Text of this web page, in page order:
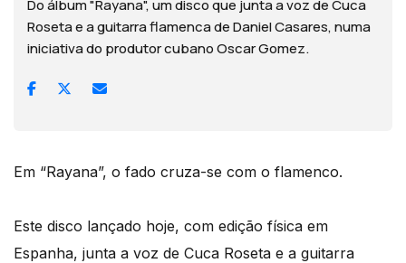
Do álbum "Rayana", um disco que junta a voz de Cuca
Roseta e a guitarra flamenca de Daniel Casares, numa
iniciativa do produtor cubano Oscar Gomez.
Em “Rayana”, o fado cruza-se com o flamenco.
Este disco lançado hoje, com edição física em
Espanha, junta a voz de Cuca Roseta e a guitarra